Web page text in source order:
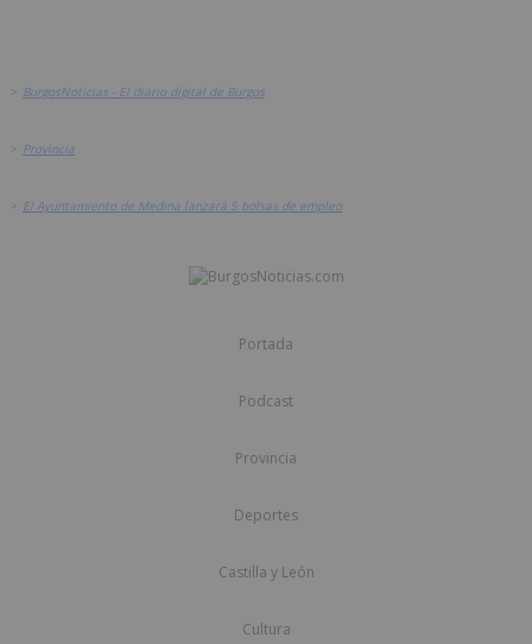
> BurgosNoticias - El diario digital de Burgos
> Provincia
> El Ayuntamiento de Medina lanzará 5 bolsas de empleo
Portada
Podcast
Provincia
Deportes
Castilla y León
Cultura